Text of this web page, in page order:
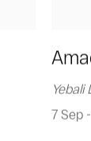
Yebali
7 Sep